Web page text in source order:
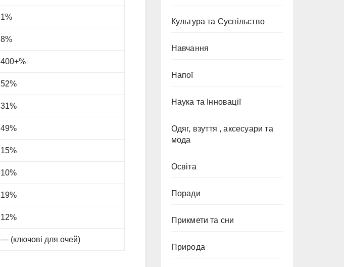
1%
8%
400+%
52%
31%
49%
15%
10%
19%
12%
— (ключові для очей)
Культура та Суспільство
Навчання
Напої
Наука та Інновації
Одяг, взуття , аксесуари та
мода
Освіта
Поради
Прикмети та сни
Природа